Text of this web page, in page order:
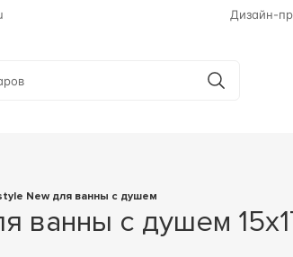
Дизайн-
New для ванны с душем